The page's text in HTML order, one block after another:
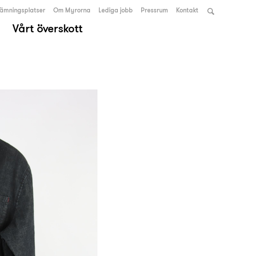
Vårt överskott
Om Myrorna Lediga jobb Pressrum Kontakt